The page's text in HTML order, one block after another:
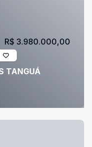
TANGUÁ
R$ 3.980.000,00